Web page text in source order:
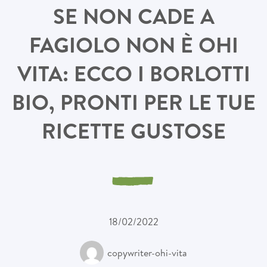
SE NON CADE A
FAGIOLO NON È OHI
VITA: ECCO I BORLOTTI
BIO, PRONTI PER LE TUE
RICETTE GUSTOSE
18/02/2022
copywriter-ohi-vita